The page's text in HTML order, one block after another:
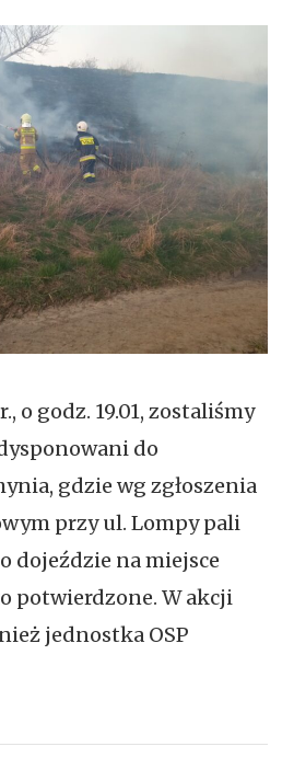
o godz. 19.01, zostaliśmy
do
gdzie wg zgłoszenia
przy ul. Lompy pali
dojeździe na miejsce
potwierdzone. W akcji
jednostka OSP